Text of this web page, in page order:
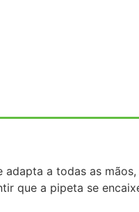
a todas as
que a pipeta se